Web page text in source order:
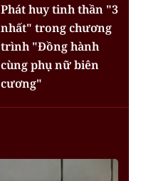
Phát huy tinh thần "3
nhất" trong chương
trình "Đồng hành
cùng phụ nữ biên
cương"